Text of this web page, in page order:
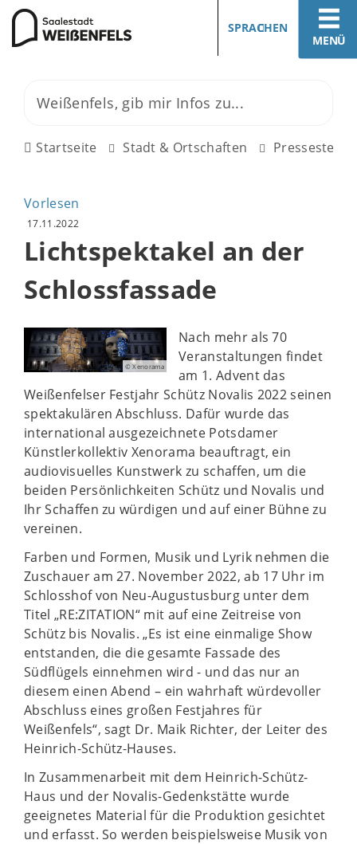
MENÜ
SPRACHEN
Startseite Stadt & Ortschaften Pressestelle
Vorlesen
17.11.2022
Lichtspektakel an der
Schlossfassade
© Xenorama
Nach mehr als 70
Veranstaltungen findet
am 1. Advent das
Weißenfelser Festjahr Schütz Novalis 2022 seinen
spektakulären Abschluss. Dafür wurde das
international ausgezeichnete Potsdamer
Künstlerkollektiv Xenorama beauftragt, ein
audiovisuelles Kunstwerk zu schaffen, um die
beiden Persönlichkeiten Schütz und Novalis und
Ihr Schaffen zu würdigen und auf einer Bühne zu
vereinen.
Farben und Formen, Musik und Lyrik nehmen die
Zuschauer am 27. November 2022, ab 17 Uhr im
Schlosshof von Neu-Augustusburg unter dem
Titel „RE:ZITATION“ mit auf eine Zeitreise von
Schütz bis Novalis. „Es ist eine einmalige Show
entstanden, die die gesamte Fassade des
Südflügels einnehmen wird - und das nur an
diesem einen Abend – ein wahrhaft würdevoller
Abschluss eines großen Festjahres für
Weißenfels“, sagt Dr. Maik Richter, der Leiter des
Heinrich-Schütz-Hauses.
In Zusammenarbeit mit dem Heinrich-Schütz-
Haus und der Novalis-Gedenkstätte wurde
geeignetes Material für die Produktion gesichtet
und erfasst. So werden beispielsweise Musik von